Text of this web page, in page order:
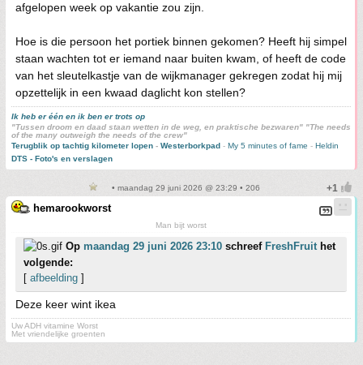
afgelopen week op vakantie zou zijn.
Hoe is die persoon het portiek binnen gekomen? Heeft hij simpel
staan wachten tot er iemand naar buiten kwam, of heeft de code
van het sleutelkastje van de wijkmanager gekregen zodat hij mij
opzettelijk in een kwaad daglicht kon stellen?
Ik heb er één en ik ben er trots op
"Tussen droom en daad staan wetten in de weg, en praktische bezwaren" "The needs
of the many outweigh the needs of the crew"
Terugblik op tachtig kilometer lopen - Westerborkpad - My 5 minutes of fame - Heldin
DTS - Foto's en verslagen
• maandag 29 juni 2026 @ 23:29 • 206
hemarookworst
Man bijt worst
Op maandag 29 juni 2026 23:10 schreef FreshFruithet
volgende:
[ afbeelding ]
Deze keer wint ikea
Uw ADH vitamine Worst
Met vriendelijke groenten